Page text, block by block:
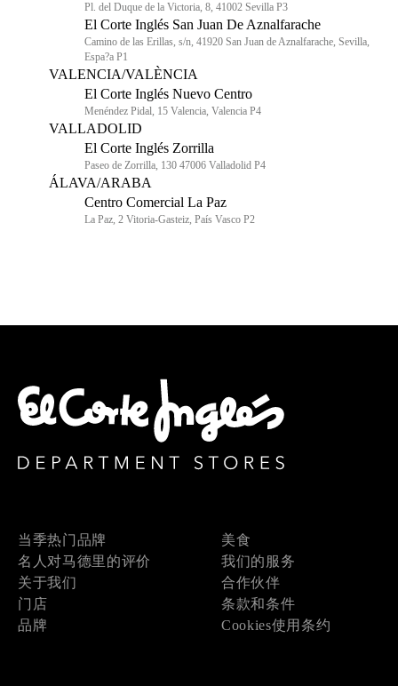
Pl. del Duque de la Victoria, 8, 41002 Sevilla P3
El Corte Inglés San Juan De Aznalfarache
Camino de las Erillas, s/n, 41920 San Juan de Aznalfarache, Sevilla,
Espa?a P1
VALENCIA/VALÈNCIA
El Corte Inglés Nuevo Centro
Menéndez Pidal, 15 Valencia, Valencia P4
VALLADOLID
El Corte Inglés Zorrilla
Paseo de Zorrilla, 130 47006 Valladolid P4
ÁLAVA/ARABA
Centro Comercial La Paz
La Paz, 2 Vitoria-Gasteiz, País Vasco P2
当季热门品牌
名人对马德里的评价
关于我们
门店
品牌
美食
我们的服务
合作伙伴
条款和条件
Cookies使用条约